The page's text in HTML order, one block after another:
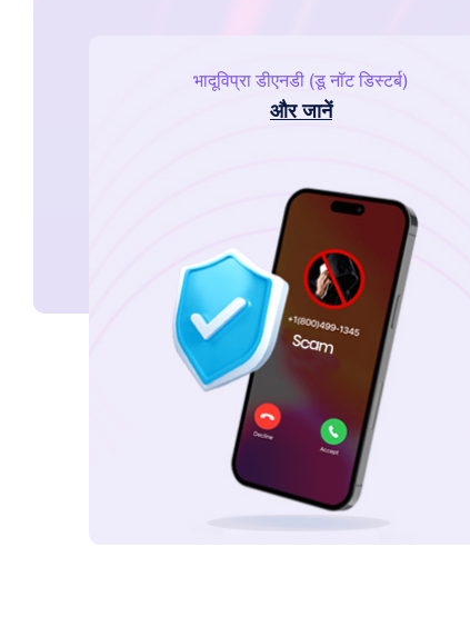
भादूविप्रा डीएनडी (डू नॉट डिस्टर्ब)
और जानें